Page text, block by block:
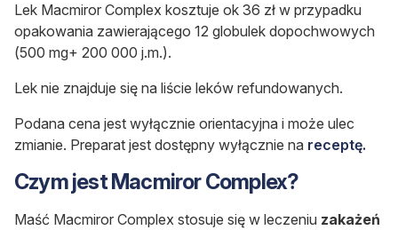
Lek Macmiror Complex kosztuje ok 36 zł w przypadku
opakowania zawierającego 12 globulek dopochwowych
(500 mg+ 200 000 j.m.).
Lek nie znajduje się na liście leków refundowanych.
Podana cena jest wyłącznie orientacyjna i może ulec
zmianie. Preparat jest dostępny wyłącznie na receptę.
Czym jest Macmiror Complex?
Maść Macmiror Complex stosuje się w leczeniu zakażeń